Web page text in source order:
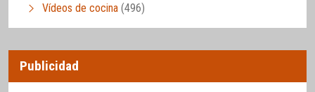
Vídeos de cocina (496)
Publicidad